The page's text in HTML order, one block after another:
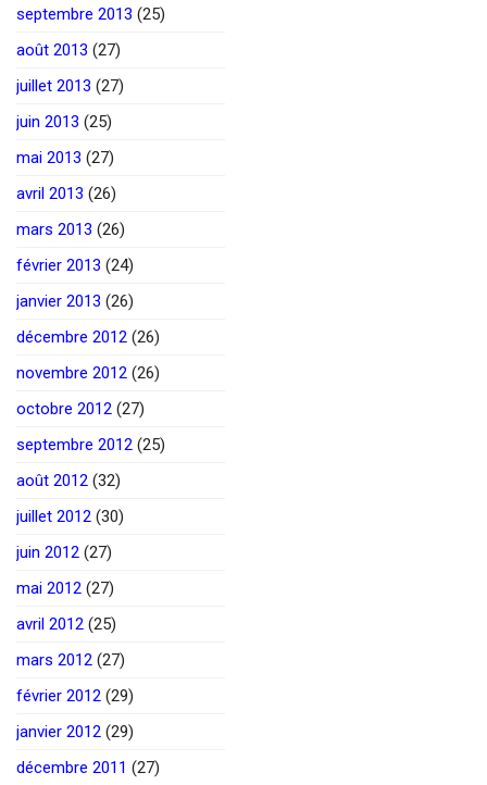
septembre 2013 (25)
août 2013 (27)
juillet 2013 (27)
juin 2013 (25)
mai 2013 (27)
avril 2013 (26)
mars 2013 (26)
février 2013 (24)
janvier 2013 (26)
décembre 2012 (26)
novembre 2012 (26)
octobre 2012 (27)
septembre 2012 (25)
août 2012 (32)
juillet 2012 (30)
juin 2012 (27)
mai 2012 (27)
avril 2012 (25)
mars 2012 (27)
février 2012 (29)
janvier 2012 (29)
décembre 2011 (27)